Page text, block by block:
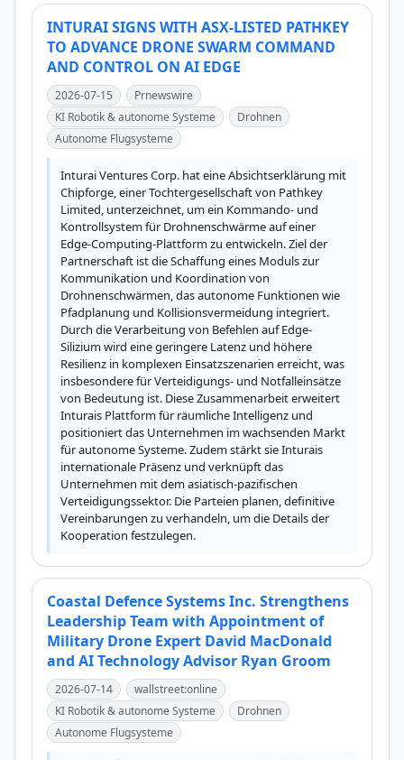
INTURAI SIGNS WITH ASX-LISTED PATHKEY
TO ADVANCE DRONE SWARM COMMAND
AND CONTROL ON AI EDGE
2026-07-15
Prnewswire
KI Robotik & autonome Systeme
Drohnen
Autonome Flugsysteme
Inturai Ventures Corp. hat eine Absichtserklärung mit
Chipforge, einer Tochtergesellschaft von Pathkey
Limited, unterzeichnet, um ein Kommando- und
Kontrollsystem für Drohnenschwärme auf einer
Edge-Computing-Plattform zu entwickeln. Ziel der
Partnerschaft ist die Schaffung eines Moduls zur
Kommunikation und Koordination von
Drohnenschwärmen, das autonome Funktionen wie
Pfadplanung und Kollisionsvermeidung integriert.
Durch die Verarbeitung von Befehlen auf Edge-
Silizium wird eine geringere Latenz und höhere
Resilienz in komplexen Einsatzszenarien erreicht, was
insbesondere für Verteidigungs- und Notfalleinsätze
von Bedeutung ist. Diese Zusammenarbeit erweitert
Inturais Plattform für räumliche Intelligenz und
positioniert das Unternehmen im wachsenden Markt
für autonome Systeme. Zudem stärkt sie Inturais
internationale Präsenz und verknüpft das
Unternehmen mit dem asiatisch-pazifischen
Verteidigungssektor. Die Parteien planen, definitive
Vereinbarungen zu verhandeln, um die Details der
Kooperation festzulegen.
Coastal Defence Systems Inc. Strengthens
Leadership Team with Appointment of
Military Drone Expert David MacDonald
and AI Technology Advisor Ryan Groom
2026-07-14
wallstreet:online
KI Robotik & autonome Systeme
Drohnen
Autonome Flugsysteme